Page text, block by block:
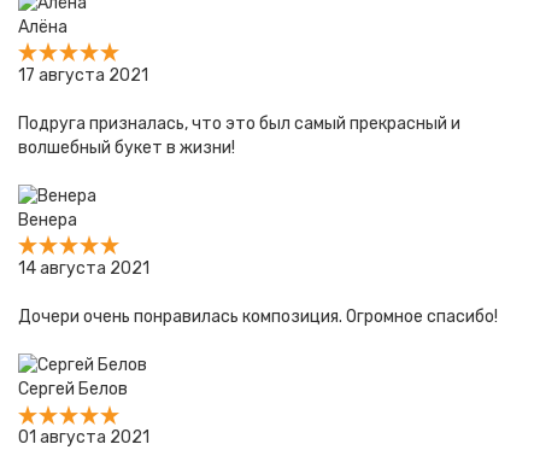
Алёна
17 августа 2021
Подруга призналась, что это был самый прекрасный и
волшебный букет в жизни!
Венера
14 августа 2021
Дочери очень понравилась композиция. Огромное спасибо!
Сергей Белов
01 августа 2021